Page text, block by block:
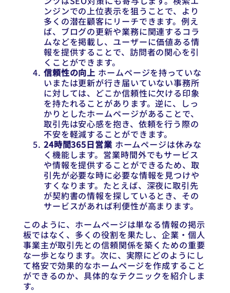
ンジンでの上位表示を狙うことで、より
多くの潜在顧客にリーチできます。例え
ば、ブログの更新や業務に関連するコラ
ムなどを掲載し、ユーザーに価値ある情
報を提供することで、訪問者の関心を引
くことができます。
信頼性の向上 ホームページを持っていな
いまたは更新が行き届いていない事務所
に対しては、どこか信頼性に欠ける印象
を持たれることがあります。逆に、しっ
かりとしたホームページがあることで、
取引先は安心感を抱き、依頼を行う際の
不安を軽減することができます。
24時間365日営業ホームページは休みな
く機能します。営業時間外でもサービス
や情報を提供することができるため、取
引先が必要な時に必要な情報を見つけや
すくなります。たとえば、深夜に取引先
が契約書の情報を探しているとき、その
サービスがあれば利便性が高まります。
このように、ホームページは単なる情報の掲示
板ではなく、多くの役割を果たし、企業・個人
事業主が取引先との信頼関係を築くための重要
な一歩となります。次に、実際にどのようにし
て格安で効果的なホームページを作成すること
ができるのか、具体的なテクニックを紹介しま
す。